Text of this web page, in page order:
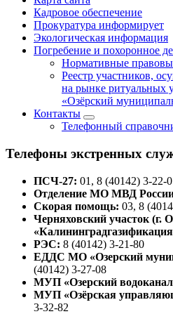
Кадровое обеспечение
Прокуратура информирует
Экологическая информация
Погребение и похоронное
Нормативные
Реестр участников,
на рынке ритуальных
«Озёрский
Контакты
Телефонный
Телефоны экстренных
ПСЧ-27: 01, 8 (40142) 3-22-
Отделение МО МВД
Скорая помощь: 03, 8
Черняховский участок (г.
РЭС: 8 (40142) 3-21-80
ЕДДС МО «Озерский
(40142) 3-27-08
МУП «Озерский
МУП «Озёрская
3-32-82